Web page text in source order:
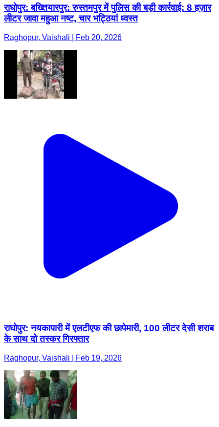
राघोपुर: बख्तियारपुर: रुस्तमपुर में पुलिस की बड़ी कार्रवाई: 8 हज़ार
लीटर जावा महुआ नष्ट, चार भट्ठियां ध्वस्त
Raghopur, Vaishali | Feb 20, 2026
राघोपुर: नयकापारी में एलटीएफ की छापेमारी, 100 लीटर देसी शराब
के साथ दो तस्कर गिरफ्तार
Raghopur, Vaishali | Feb 19, 2026